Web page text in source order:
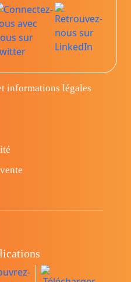
informations légales